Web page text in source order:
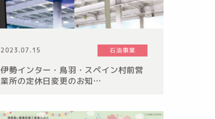
2023.07.15 石油事業
伊勢インター・鳥羽・スペイン村前営
業所の定休日変更のお知…